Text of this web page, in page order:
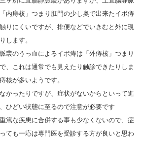
内痔核」つまり肛門の少し奥で出来たイボ痔
りにくいですが、排便などでいきむと外に現
します。
叢のうっ血によるイボ痔は「外痔核」つまり
、これは通常でも見えたり触診できたりしま
核が多いようです。
かったりですが、症状がないからといって進
ひどい状態に至るので注意が必要です
篤な疾患に合併する事も少なくないので、症
ても一応は専門医を受診する方が良いと思わ